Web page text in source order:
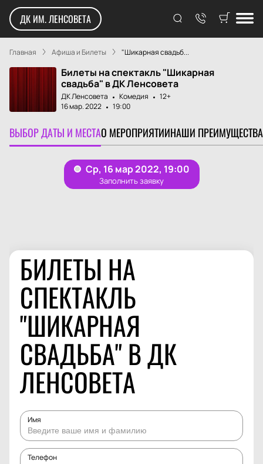
ДК ИМ. ЛЕНСОВЕТА
Главная Афиша и Билеты "Шикарная свадьб...
Билеты на спектакль "Шикарная
свадьба" в ДК Ленсовета
ДК Ленсовета Комедия
12+
16 мар. 2022
19:00
ВЫБОР ДАТЫ И МЕСТАО МЕРОПРИЯТИИНАШИ ПРЕИМУЩЕСТВА
БИЛЕТЫ НА
СПЕКТАКЛЬ
"ШИКАРНАЯ
СВАДЬБА" В ДК
ЛЕНСОВЕТА
Имя
Телефон